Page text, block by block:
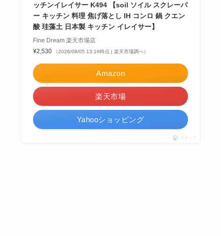
ッチンイレイサー K494 【soil ソイル スクレーパ
ー キッチン 料理 焦げ落とし IH コンロ 鍋 クエン
酸 珪藻土 日本製 キッチン イレイサー】
Fine Dream 楽天市場店
¥2,530
（2026/08/05 13:16時点 | 楽天市場調べ）
Amazon
楽天市場
Yahooショッピング
ポチップ